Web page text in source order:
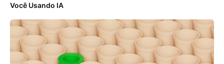
Você Usando IA